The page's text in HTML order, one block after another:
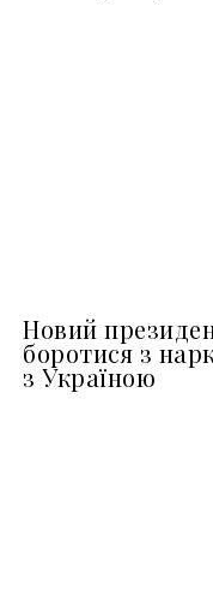
Новий
боротися з
з Україною